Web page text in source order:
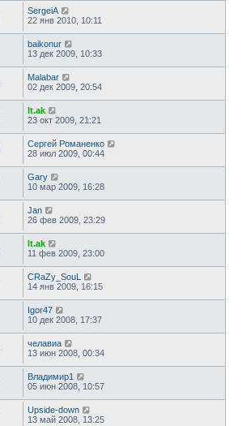
SergeiA
22 янв 2010, 10:11
baikonur
13 дек 2009, 10:33
Malabar
02 дек 2009, 20:54
lt.ak
23 окт 2009, 21:21
Сергей Романенко
28 июл 2009, 00:44
Gary
10 мар 2009, 16:28
Jan
26 фев 2009, 23:29
lt.ak
11 фев 2009, 23:00
CRaZy_SouL
14 янв 2009, 16:15
Igor47
10 дек 2008, 17:37
челавиа
13 июн 2008, 00:34
Владимир1
05 июн 2008, 10:57
Upside-down
13 май 2008, 13:25